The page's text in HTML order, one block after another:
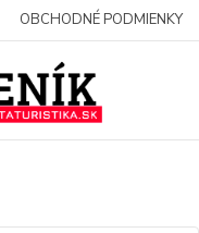
OBCHODNÉ PODMIENKY